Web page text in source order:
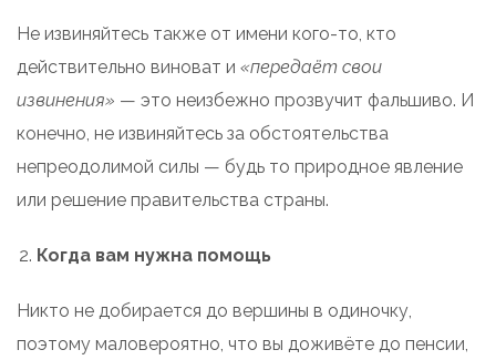
Не извиняйтесь также от имени кого-то, кто
действительно виноват и «передаёт свои
извинения» — это неизбежно прозвучит фальшиво. И
конечно, не извиняйтесь за обстоятельства
непреодолимой силы — будь то природное явление
или решение правительства страны.
Когда вам нужна помощь
Никто не добирается до вершины в одиночку,
поэтому маловероятно, что вы доживёте до пенсии,